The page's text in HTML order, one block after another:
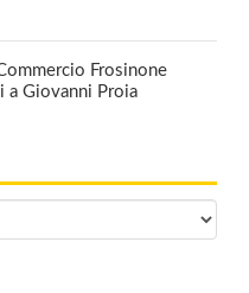
Frosinone
a Giovanni Proia